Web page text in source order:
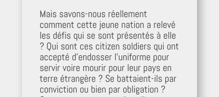
Mais savons-nous réellement
comment cette jeune nation a relevé
les défis qui se sont présentés à elle
? Qui sont ces citizen soldiers qui ont
accepté d’endosser l’uniforme pour
servir voire mourir pour leur pays en
terre étrangère ? Se battaient-ils par
conviction ou bien par obligation ?